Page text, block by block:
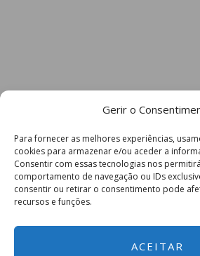
Gerir o
Para fornecer as melhores experiências,
cookies para armazenar e/ou aceder a
Consentir com essas tecnologias nos
comportamento de navegação ou IDs
consentir ou retirar o consentimento pode
recursos e funções.
ACEITAR